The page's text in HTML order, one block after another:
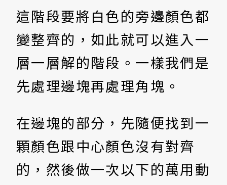
這階段要將白色的旁邊顏色都
變整齊的，如此就可以進入一
層一層解的階段。一樣我們是
先處理邊塊再處理角塊。
在邊塊的部分，先隨便找到一
顆顏色跟中心顏色沒有對齊
的，然後做一次以下的萬用動